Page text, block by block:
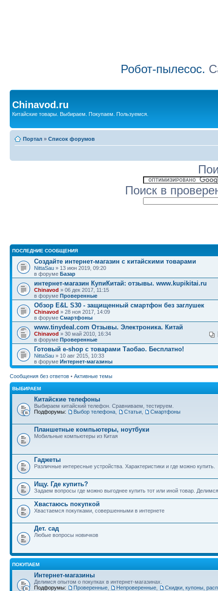
Робот-пылесос.
Chinavod.ru
Китайские товары. Выбираем. Покупаем. Пользуемся.
Портал » Список форумов
Поиск в
ПОСЛЕДНИЕ СООБЩЕНИЯ
Создайте интернет-магазин с китайскими товарами
NittaSau » 13 июн 2019, 09:20
в форуме Базар
интернет-магазин КупиКитай: отзывы. www.kupikitai.ru
Chinavod » 06 дек 2017, 11:15
в форуме Проверенные
Обзор E&L S30 - защищенный смартфон без заглушек
Chinavod » 28 ноя 2017, 14:09
в форуме Смартфоны
www.tinydeal.com Отзывы. Электроника. Китай
Chinavod » 30 май 2010, 16:34
в форуме Проверенные
Готовый e-shop с товарами Таобао. Бесплатно!
NittaSau » 10 авг 2015, 10:33
в форуме Интернет-магазины
Сообщения без ответов • Активные темы
ВЫБИРАЕМ
Китайские телефоны
Выбираем китайский телефон. Сравниваем, тестируем.
Подфорумы:
Выбор телефона Статьи Смартфоны
Планшетные компьютеры, ноутбуки
Мобильные компьютеры из Китая
Гаджеты
Различные интересные устройства. Характеристики и где можно купить.
Ищу. Где купить?
Задаем вопросы где можно выгоднее купить тот или иной товар.
Хвастаюсь покупкой
Хвастаемся покупками, совершенными в интернете
Дет. сад
Любые вопросы новичков
ПОКУПАЕМ
Интернет-магазины
Делимся опытом о покупках в интернет-магазинах.
Подфорумы:
Проверенные Непроверенные Скидки, купоны,